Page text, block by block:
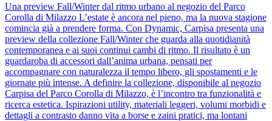
Una preview Fall/Winter dal ritmo urbano al negozio del Parco
Corolla di Milazzo L’estate è ancora nel pieno, ma la nuova stagione
comincia già a prendere forma. Con Dynamic, Carpisa presenta una
preview della collezione Fall/Winter che guarda alla quotidianità
contemporanea e ai suoi continui cambi di ritmo. Il risultato è un
guardaroba di accessori dall’anima urbana, pensati per
accompagnare con naturalezza il tempo libero, gli spostamenti e le
giornate più intense. A definire la collezione, disponibile al negozio
Carpisa del Parco Corolla di Milazzo, è l’incontro tra funzionalità e
ricerca estetica. Ispirazioni utility, materiali leggeri, volumi morbidi e
dettagli a contrasto danno vita a borse e zaini pratici, ma lontani